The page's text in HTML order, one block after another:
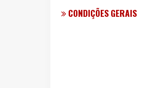
CONDIÇÕES GERAIS